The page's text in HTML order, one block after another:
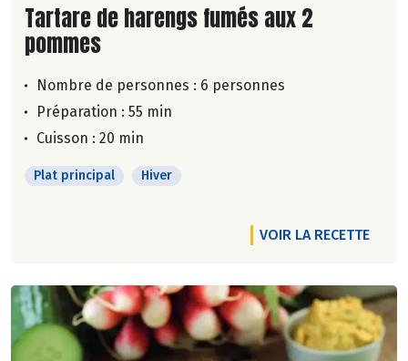
Lire la suite de la recette
Tartare de harengs fumés aux 2
pommes
Nombre de personnes : 6 personnes
Préparation : 55 min
Cuisson : 20 min
Plat principal Hiver
VOIR LA RECETTE